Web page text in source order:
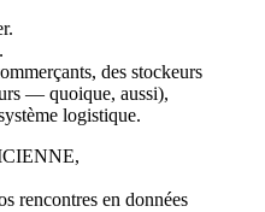
des stockeurs
— quoique, aussi),
logistique.
rencontres en données